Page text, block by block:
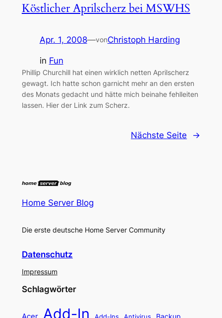
Köstlicher Aprilscherz bei MSWHS
Apr. 1, 2008—vonChristoph Harding
in Fun
Phillip Churchill hat einen wirklich netten Aprilscherz
gewagt. Ich hatte schon garnicht mehr an den ersten
des Monats gedacht und hätte mich beinahe fehlleiten
lassen. Hier der Link zum Scherz.
Nächste Seite →
Home Server Blog
Die erste deutsche Home Server Community
Datenschutz
Impressum
Schlagwörter
Add-In Add-Ins Backup